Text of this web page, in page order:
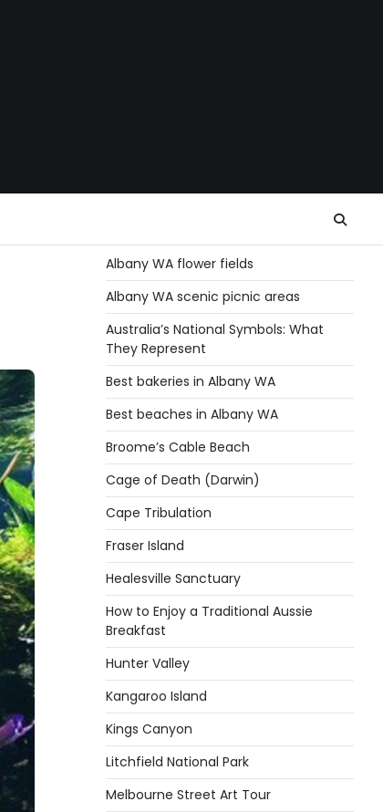
Albany WA flower fields
Albany WA scenic picnic areas
Australia’s National Symbols: What
They Represent
Best bakeries in Albany WA
Best beaches in Albany WA
Broome’s Cable Beach
Cage of Death (Darwin)
Cape Tribulation
Fraser Island
Healesville Sanctuary
How to Enjoy a Traditional Aussie
Breakfast
Hunter Valley
Kangaroo Island
Kings Canyon
Litchfield National Park
Melbourne Street Art Tour